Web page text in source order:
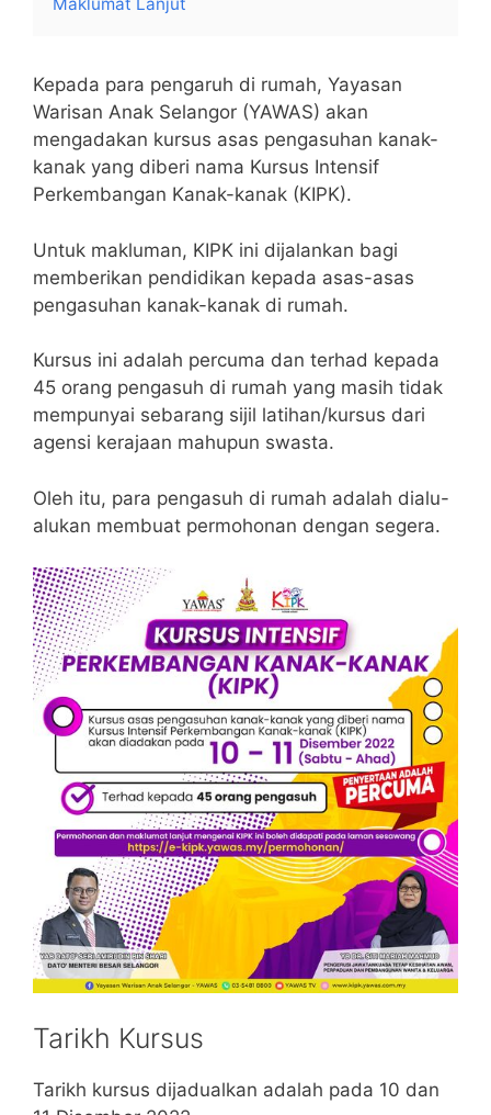
Kepada para pengaruh di rumah, Yayasan
Warisan Anak Selangor (YAWAS) akan
mengadakan kursus asas pengasuhan kanak-
kanak yang diberi nama Kursus Intensif
Perkembangan Kanak-kanak (KIPK).
Untuk makluman, KIPK ini dijalankan bagi
memberikan pendidikan kepada asas-asas
pengasuhan kanak-kanak di rumah.
Kursus ini adalah percuma dan terhad kepada
45 orang pengasuh di rumah yang masih tidak
mempunyai sebarang sijil latihan/kursus dari
agensi kerajaan mahupun swasta.
Oleh itu, para pengasuh di rumah adalah dialu-
alukan membuat permohonan dengan segera.
Tarikh Kursus
Tarikh kursus dijadualkan adalah pada 10 dan